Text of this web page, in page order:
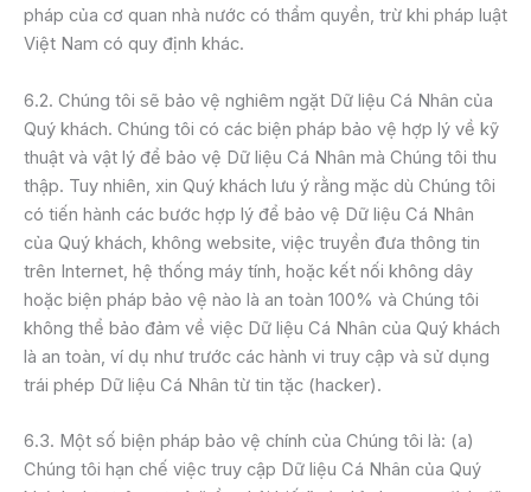
pháp của cơ quan nhà nước có thẩm quyền, trừ khi pháp luật
Việt Nam có quy định khác.
6.2. Chúng tôi sẽ bảo vệ nghiêm ngặt Dữ liệu Cá Nhân của
Quý khách. Chúng tôi có các biện pháp bảo vệ hợp lý về kỹ
thuật và vật lý để bảo vệ Dữ liệu Cá Nhân mà Chúng tôi thu
thập. Tuy nhiên, xin Quý khách lưu ý rằng mặc dù Chúng tôi
có tiến hành các bước hợp lý để bảo vệ Dữ liệu Cá Nhân
của Quý khách, không website, việc truyền đưa thông tin
trên Internet, hệ thống máy tính, hoặc kết nối không dây
hoặc biện pháp bảo vệ nào là an toàn 100% và Chúng tôi
không thể bảo đảm về việc Dữ liệu Cá Nhân của Quý khách
là an toàn, ví dụ như trước các hành vi truy cập và sử dụng
trái phép Dữ liệu Cá Nhân từ tin tặc (hacker).
6.3. Một số biện pháp bảo vệ chính của Chúng tôi là: (a)
Chúng tôi hạn chế việc truy cập Dữ liệu Cá Nhân của Quý